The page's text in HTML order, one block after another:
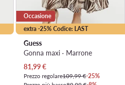
extra -25% Codice: LAST
Occasione
Guess
Gonna maxi · Marrone
Prezzo attuale
81,99€
Prezzo regolare109,99 €-25%